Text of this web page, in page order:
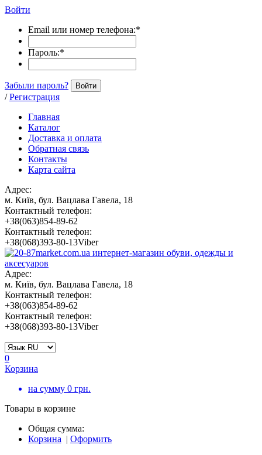
Войти
Email или номер телефона:*
Пароль:*
Забыли пароль? Войти
/ Регистрация
Главная
Каталог
Доставка и оплата
Обратная связь
Контакты
Карта сайта
Адрес:
м. Київ, бул. Вацлава Гавела, 18
Контактный телефон:
+38(063)854-89-62
Контактный телефон:
+38(068)393-80-13Viber
Адрес:
м. Київ, бул. Вацлава Гавела, 18
Контактный телефон:
+38(063)854-89-62
Контактный телефон:
+38(068)393-80-13Viber
0
Корзина
на сумму 0 грн.
Товары в корзине
Общая сумма:
Корзина | Оформить